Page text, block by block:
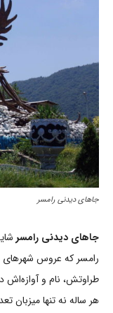
جاهای دیدنی رامسر
جاهای دیدنی رامسر
رامسر که عروس شهرهای
طراوتش، نام و آوازه‌‌اش
هر ساله نه تنها میزبان